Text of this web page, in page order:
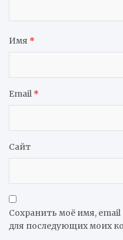
Имя *
Email *
Сайт
Сохранить моё имя, email
для последующих моих